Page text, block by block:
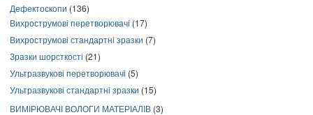
Дефектоскопи (136)
Вихрострумові перетворювачі (17)
Вихрострумові стандартні зразки (7)
Зразки шорсткості (21)
Ультразвукові перетворювачі (5)
Ультразвукові стандартні зразки (15)
ВИМІРЮВАЧІ ВОЛОГИ МАТЕРІАЛІВ (3)